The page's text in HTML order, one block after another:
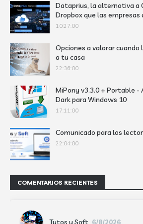
Dataprius, la alternativa a
Dropbox que las empresas
10:27:00
Opciones a valorar
a tu casa
22:36:00
MiPony v3.3.0 + Portable -
Dark para Windows 10
17:11:00
Comunicado para los
22:04:00
COMENTARIOS RECIENTES
Tutos y Soft 6/8/2026